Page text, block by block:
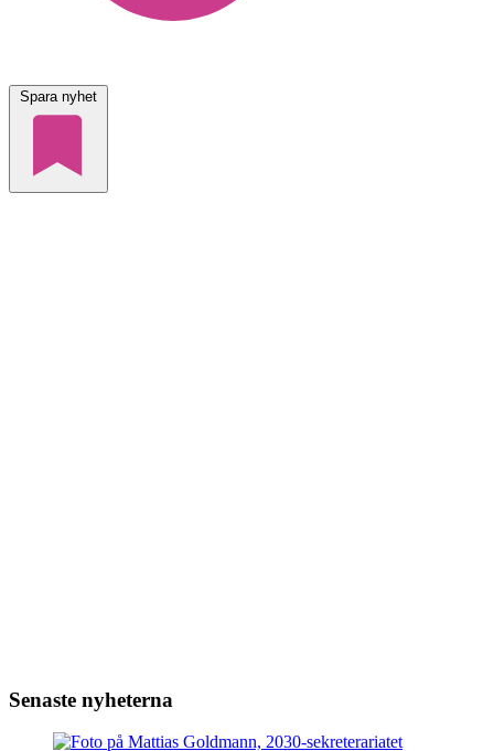
Spara nyhet
Senaste nyheterna